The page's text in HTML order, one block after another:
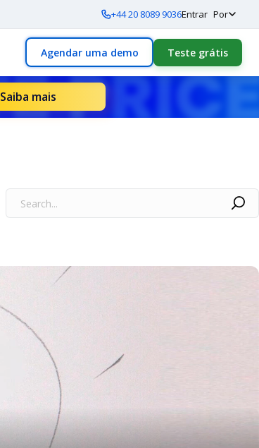
+44 20 8089 9036Entrar Por
Agendar uma demo Teste grátis
Saiba mais